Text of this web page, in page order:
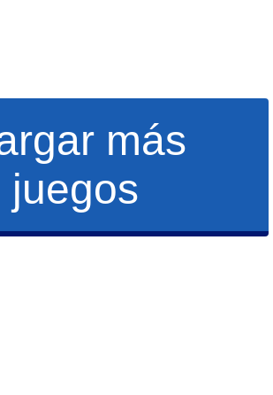
más
juegos